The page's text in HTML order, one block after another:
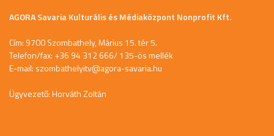
AGORA Savaria Kulturális és Médiaközpont Nonprofit Kft.
Cím: 9700 Szombathely, Márius 15. tér 5.
Telefon/fax: +36 94 312 666/ 135-ös mellék
E-mail: szombathelyitv@agora-savaria.hu
Ügyvezető: Horváth Zoltán